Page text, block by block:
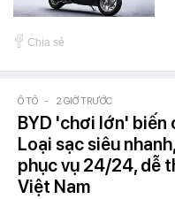
Chia sẻ
Ô TÔ - 2 GIỜ TRƯỚC
BYD 'chơi lớn' biến
Loại sạc siêu
phục vụ 24/24, dễ
Việt Nam